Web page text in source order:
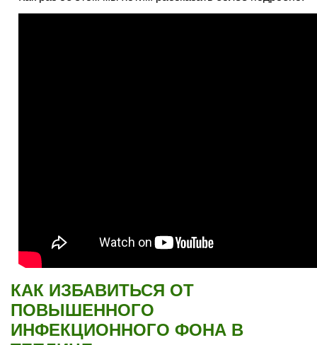
КАК ИЗБАВИТЬСЯ ОТ
ПОВЫШЕННОГО
ИНФЕКЦИОННОГО ФОНА В